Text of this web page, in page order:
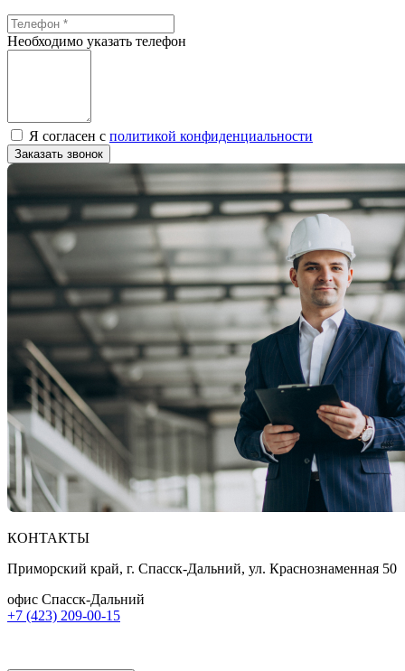
Необходимо указать телефон
Я согласен с политикой конфиденциальности
Заказать звонок
КОНТАКТЫ
Приморский край, г. Спасск-Дальний, ул. Краснознаменная 50
офис Спасск-Дальний
+7 (423) 209-00-15